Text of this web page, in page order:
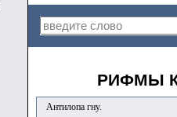
РИФМЫ
Антилопа гну.